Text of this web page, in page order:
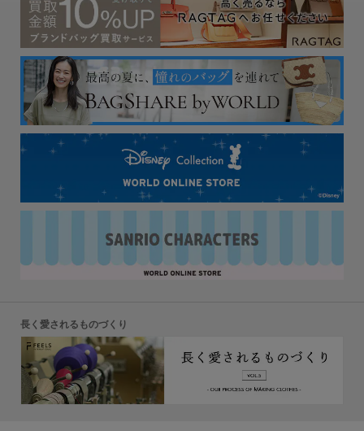
長く愛されるものづくり